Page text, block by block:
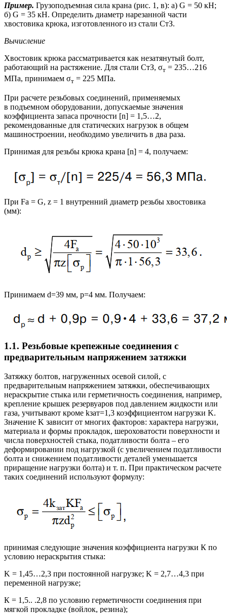
Пример. Грузоподъемная сила крана (рис. 1, в): а) G = 50 кН;
б) G = 35 кН. Определить диаметр нарезанной части
хвостовика крюка, изготовленного из стали СтЗ.
Вычисление
Хвостовик крюка рассматривается как незатянутый болт,
работающий на растяжение. Для стали СтЗ, σт = 235…216
МПа, принимаем σт = 225 МПа.
При расчете резьбовых соединений, применяемых
в подъемном оборудовании, допускаемые значения
коэффициента запаса прочности [n] = 1,5…2,
рекомендованные для статических нагрузок в общем
машиностроении, необходимо увеличить в два раза.
Принимая для резьбы крюка крана [n] = 4, получаем:
При Fa = G, z = 1 внутренний диаметр резьбы хвостовика
(мм):
Принимаем d=39 мм, р=4 мм. Получаем:
1.1. Резьбовые крепежные соединения с
предварительным напряжением затяжки
Затяжку болтов, нагруженных осевой силой, с
предварительным напряжением затяжки, обеспечивающих
нераскрытие стыка или герметичность соединения, например,
крепление крышек резервуаров под давлением жидкости или
газа, учитывают кроме kзат=1,3 коэффициентом нагрузки K.
Значение K зависит от многих факторов: характера нагрузки,
материала и формы прокладок, шероховатости поверхности и
числа поверхностей стыка, податливости болта – его
деформировании под нагрузкой (с увеличением податливости
болта и снижением податливости деталей уменьшается
приращение нагрузки болта) и т. п. При практическом расчете
таких соединений используют формулу:
принимая следующие значения коэффициента нагрузки К по
условию нераскрытия стыка:
K = 1,45…2,3 при постоянной нагрузке; K = 2,7…4,3 при
переменной нагрузке;
К = 1,5.. .2,8 по условию герметичности соединения при
мягкой прокладке (войлок, резина);